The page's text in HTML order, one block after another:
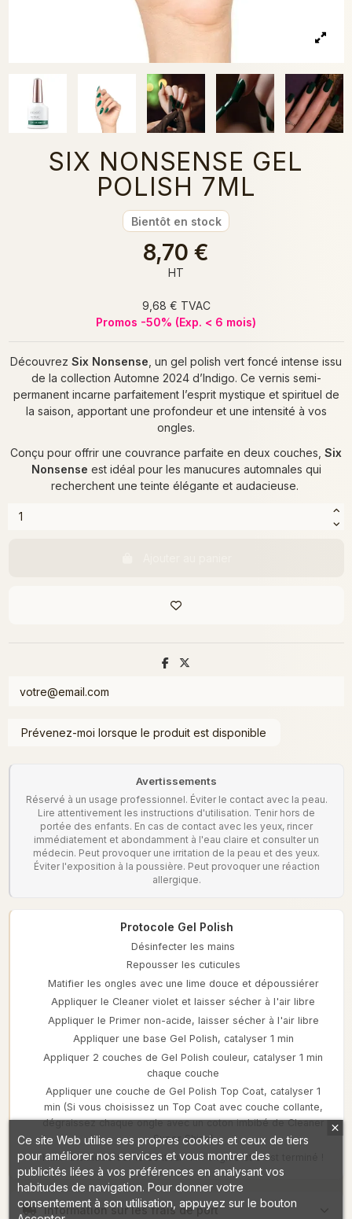
SIX NONSENSE GEL
POLISH 7ML
Bientôt en stock
8,70 €
HT
9,68 € TVAC
Promos -50% (Exp. < 6 mois)
Découvrez Six Nonsense , un gel polish vert foncé intense issu
de la collection Automne 2024 d’Indigo. Ce vernis semi-
permanent incarne parfaitement l’esprit mystique et spirituel de
la saison, apportant une profondeur et une intensité à vos
ongles.
Conçu pour offrir une couvrance parfaite en deux couches, Six
Nonsense est idéal pour les manucures automnales qui
recherchent une teinte élégante et audacieuse.
Avertissements
Réservé à un usage professionnel. Éviter le contact avec la peau.
Lire attentivement les instructions d'utilisation. Tenir hors de
portée des enfants. En cas de contact avec les yeux, rincer
immédiatement et abondamment à l'eau claire et consulter un
médecin. Peut provoquer une irritation de la peau et des yeux.
Éviter l'exposition à la poussière. Peut provoquer une réaction
allergique.
Protocole Gel Polish
Désinfecter les mains
Repousser les cuticules
Matifier les ongles avec une lime douce et dépoussiérer
Appliquer le Cleaner violet et laisser sécher à l'air libre
Appliquer le Primer non-acide, laisser sécher à l'air libre
Appliquer une base Gel Polish, catalyser 1 min
Appliquer 2 couches de Gel Polish couleur, catalyser 1 min
chaque couche
Appliquer une couche de Gel Polish Top Coat, catalyser 1
min (Si vous choisissez un Top Coat avec couche collante,
dégraissez chaque ongle avec un coton imbibé de Cleaner
Super Shine)
Huile à cuticule sur le contour des ongles et c'est terminé !
Information sur les frais de port
Ce site Web utilise ses propres cookies et ceux de tiers
pour améliorer nos services et vous montrer des
publicités liées à vos préférences en analysant vos
habitudes de navigation. Pour donner votre
consentement à son utilisation, appuyez sur le bouton